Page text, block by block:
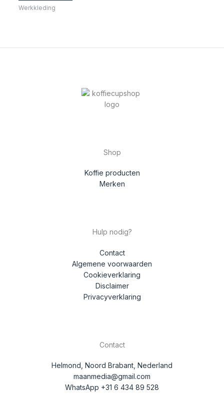
Werkkleding
Shop
Koffie producten
Merken
Hulp nodig?
Contact
Algemene voorwaarden
Cookieverklaring
Disclaimer
Privacyverklaring
Contact
Helmond, Noord Brabant, Nederland
maanmedia@gmail.com
WhatsApp +31 6 434 89 528